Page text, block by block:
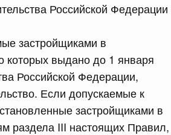
Российской Федерации
застройщиками в
которых выдано до 1 января
Российской Федерации,
Если допускаемые к
застройщиками в
раздела III настоящих Правил,